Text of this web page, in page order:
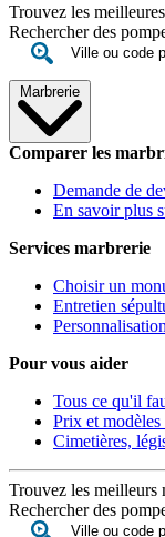
Trouvez les
Rechercher des
Marbrerie
Comparer les
Demande de
En savoir plus
Services marbrerie
Choisir un
Entretien
Pour vous aider
Tous ce qu'il
Prix et
Cimetières,
Trouvez les meilleurs
Rechercher des